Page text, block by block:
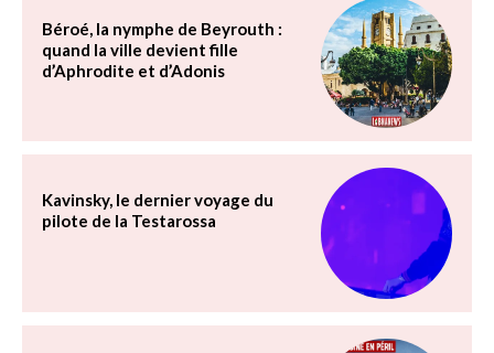
Béroé, la nymphe de Beyrouth :
quand la ville devient fille
d’Aphrodite et d’Adonis
Kavinsky, le dernier voyage du
pilote de la Testarossa